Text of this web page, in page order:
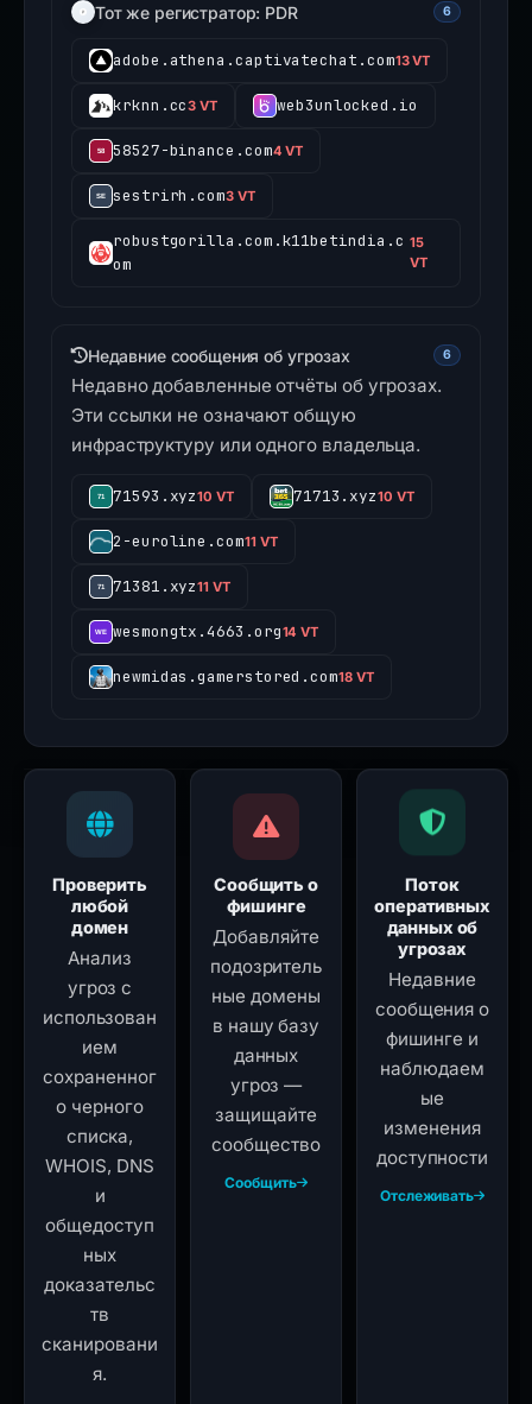
Тот же регистратор: PDR 6
adobe.athena.captivatechat.com13 VT
krknn.cc3 VT web3unlocked.io
58527-binance.com4 VT
sestrirh.com3 VT
robustgorilla.com.k11betindia.c
om
15
VT
Недавние сообщения об угрозах 6
Недавно добавленные отчёты об угрозах.
Эти ссылки не означают общую
инфраструктуру или одного владельца.
71593.xyz10 VT 71713.xyz10 VT
2-euroline.com11 VT
71381.xyz11 VT
wesmongtx.4663.org14 VT
newmidas.gamerstored.com18 VT
Проверить
любой
домен
Анализ
угроз с
использован
ием
сохраненног
о черного
списка,
WHOIS, DNS
и
общедоступ
ных
доказательс
тв
сканировани
я.
Сообщить о
фишинге
Добавляйте
подозритель
ные домены
в нашу базу
данных
угроз —
защищайте
сообщество
Сообщить
Поток
оперативных
данных об
угрозах
Недавние
сообщения о
фишинге и
наблюдаем
ые
изменения
доступности
Отслеживать